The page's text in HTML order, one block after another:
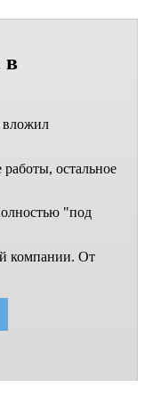
в
вложил
остальное
"под
компании. От